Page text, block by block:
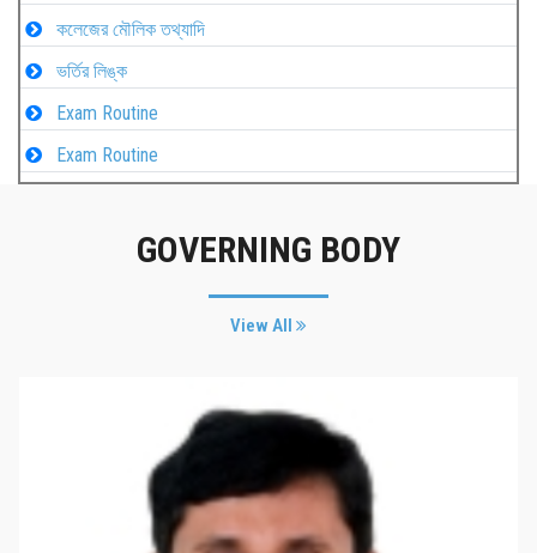
কলেজের মৌলিক তথ্যাদি
ভর্তির লিঙ্ক
Exam Routine
Exam Routine
GOVERNING BODY
View All